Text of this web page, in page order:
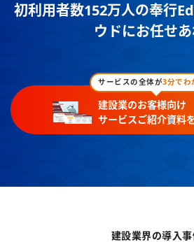
初利用者数152万人の奉行
ウドにお任せあ
サービスの全体が3分でわ
建設業のお客様向け
サービスご紹介資料
建設業界の導入事